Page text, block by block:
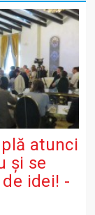
atunci
și se
idei! -